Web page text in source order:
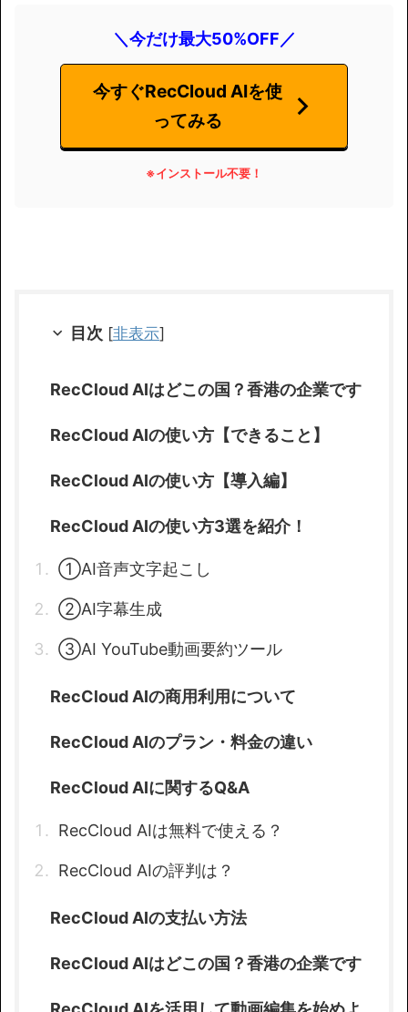
＼今だけ最大50%OFF／
今すぐRecCloud AIを使
ってみる
※インストール不要 ！
目次 [非表示]
RecCloud AIはどこの国？香港の企業です
RecCloud AIの使い方【できること】
RecCloud AIの使い方【導入編】
RecCloud AIの使い方3選を紹介！
①AI音声文字起こし
②AI字幕生成
③AI YouTube動画要約ツール
RecCloud AIの商用利用について
RecCloud AIのプラン・料金の違い
RecCloud AIに関するQ&A
RecCloud AIは無料で使える？
RecCloud AIの評判は？
RecCloud AIの支払い方法
RecCloud AIはどこの国？香港の企業です